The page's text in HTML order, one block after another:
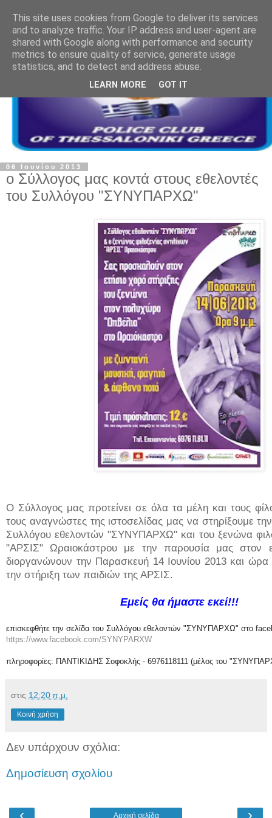
06 Ιουνίου 2013
ο Σύλλογος μας κοντά στους εθελοντές
του Συλλόγου "ΣΥΝΥΠΑΡΧΩ"
Ο Σύλλογος μας προτείνει σε όλα τα μέλη και τους
τους αναγνώστες της ιστοσελίδας μας να στηρίξουμε
Συλλόγου εθελοντών "ΣΥΝΥΠΑΡΧΩ" και του ξενώνα
"ΑΡΣΙΣ" Ωραιοκάστρου με την παρουσία μας στον
διοργανώνουν την Παρασκευή 14 Ιουνίου 2013 και
την στήριξη των παιδιών της ΑΡΣΙΣ.
Εμείς θα ήμαστε εκεί!!!
επισκεφθήτε την σελίδα του Συλλόγου εθελοντών "ΣΥΝΥΠΑΡΧΩ" στο
https://www.facebook.com/SYNYPARXW
πληροφορίες: ΠΑΝΤΙΚΙΔΗΣ Σοφοκλής - 6976118111 (μέλος του
στις 12:20 π.μ.
Κοινή χρήση
Δεν υπάρχουν σχόλια:
Δημοσίευση σχολίου
‹ ›
Αρχική σελίδα
This site uses cookies from Google to deliver its services
and to analyze traffic. Your IP address and user-agent are
shared with Google along with performance and security
metrics to ensure quality of service, generate usage
statistics, and to detect and address abuse.
LEARN MORE GOT IT